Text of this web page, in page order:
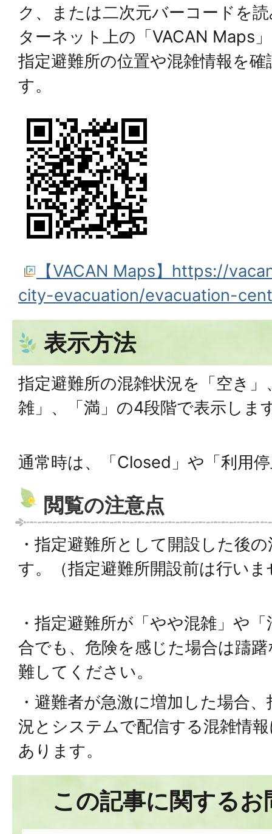
ク、または二次元バーコードを
ターネット上の「VACAN Maps
指定避難所の位置や混雑情報を
す。
【VACAN Maps】https://
city-evacuation/evacuation-
表示方法
指定避難所の混雑状況を「空き
雑」、「満」の4段階で表示しま
通常時は、「Closed」や「利用
閲覧の注意点
・指定避難所として開設した後
す。（指定避難所開設前は行い
・指定避難所が「やや混雑」や
合でも、危険を感じた場合は躊
難してください。
・避難者が急激に増加した場合
況とシステムで配信する混雑情
あります。
この記事に関する